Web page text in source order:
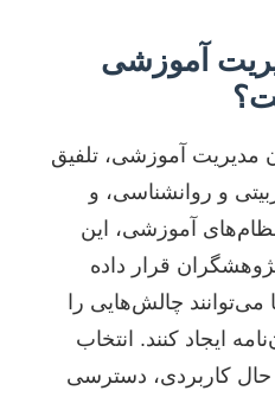
آموزشی
مدیریت آموزشی، تلفیق
و روانشناسی، و
آموزشی، این
قرار داده
چالش‌هایی را
ایجاد کنند. انتخاب
کاربردی، دسترسی